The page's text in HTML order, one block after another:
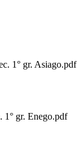
1° gr. Asiago.pdf
1° gr. Enego.pdf